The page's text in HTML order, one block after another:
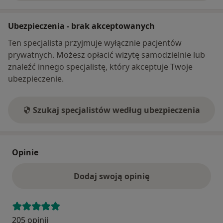
Ubezpieczenia - brak akceptowanych
Ten specjalista przyjmuje wyłącznie pacjentów
prywatnych. Możesz opłacić wizytę samodzielnie lub
znaleźć innego specjalistę, który akceptuje Twoje
ubezpieczenie.
Szukaj specjalistów według ubezpieczenia
Opinie
Dodaj swoją opinię
205 opinii